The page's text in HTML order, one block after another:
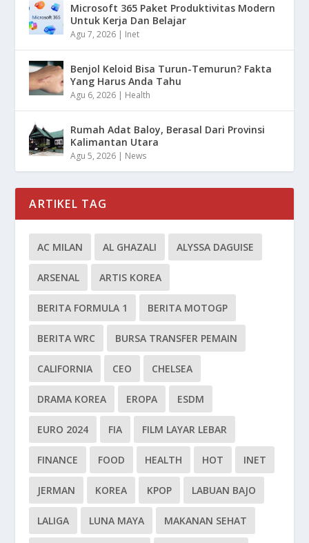
Microsoft 365 Paket Produktivitas Modern
Untuk Kerja Dan Belajar
Agu 7, 2026 | Inet
Benjol Keloid Bisa Turun-Temurun? Fakta
Yang Harus Anda Tahu
Agu 6, 2026 | Health
Rumah Adat Baloy, Berasal Dari Provinsi
Kalimantan Utara
Agu 5, 2026 | News
ARTIKEL TAG
AC MILAN AL GHAZALI ALYSSA DAGUISE
ARSENAL ARTIS KOREA
BERITA FORMULA 1 BERITA MOTOGP
BERITA WRC BURSA TRANSFER PEMAIN
CALIFORNIA CEO CHELSEA
DRAMA KOREA EROPA ESDM
EURO 2024 FIA FILM LAYAR LEBAR
FINANCE FOOD HEALTH HOT INET
JERMAN KOREA KPOP LABUAN BAJO
LALIGA LUNA MAYA MAKANAN SEHAT